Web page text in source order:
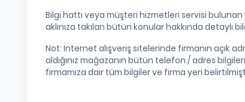
Bilgi hattı veya müşteri hizmetleri servisi
aklınıza takılan bütün konular hakkında detaylı
Not: İnternet alışveriş sitelerinde firmanın açık
aldığınız mağazanın bütün telefon / adres
firmamıza dair tüm bilgiler ve firma yeri